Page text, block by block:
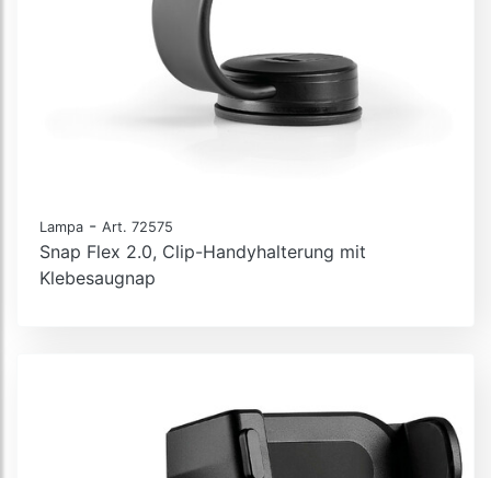
Lampa - Art. 72575
Snap Flex 2.0, Clip-Handyhalterung mit
Klebesaugnap